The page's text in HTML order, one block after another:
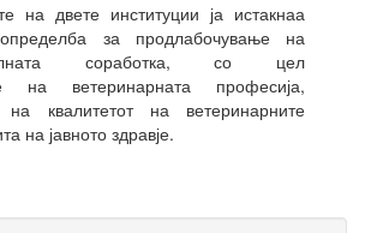
на двете институции ја истакнаа
определба за продлабочување на
соработка, со цел
на ветеринарната професија,
на квалитетот на ветеринарните
на јавното здравје.